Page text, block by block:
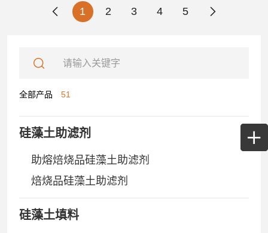
全部产品 51
硅藻土助滤剂
助熔焙烧品硅藻土助滤剂
焙烧品硅藻土助滤剂
硅藻土填料
等设备。无化学添加，符合FDA、ISO认证，滤渣可回收再
生，废料量减少35%，综合降本25%。支持20-400目粒度定
1 2 3 4 5